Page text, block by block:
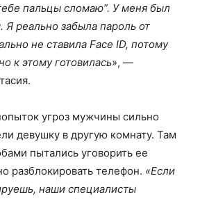
пальцы сломаю”. У меня был
реально забыла пароль от
не ставила Face ID, потому
к этому готовилась», —
угроз мужчины сильно
девушку в другую комнату. Там
пытались уговорить ее
разблокировать телефон. «Если
наши специалисты